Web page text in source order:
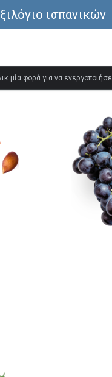
ισπανικών
μία φορά για να